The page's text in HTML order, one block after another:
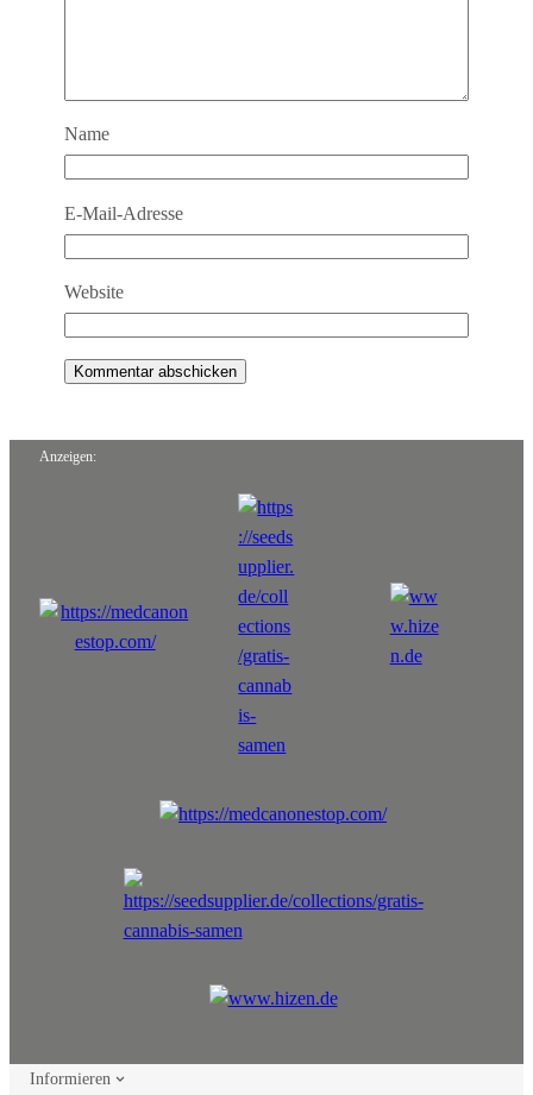
Name
E-Mail-Adresse
Website
Anzeigen:
Informieren